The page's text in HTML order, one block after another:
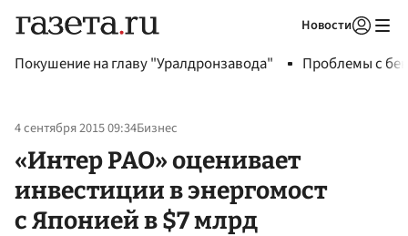
Новости
Покушение на главу "Уралдронзавода" Проблемы с
4 сентября 2015 09:34Бизнес
«Интер РАО» оценивает
инвестиции в энергомост
с Японией в $7 млрд